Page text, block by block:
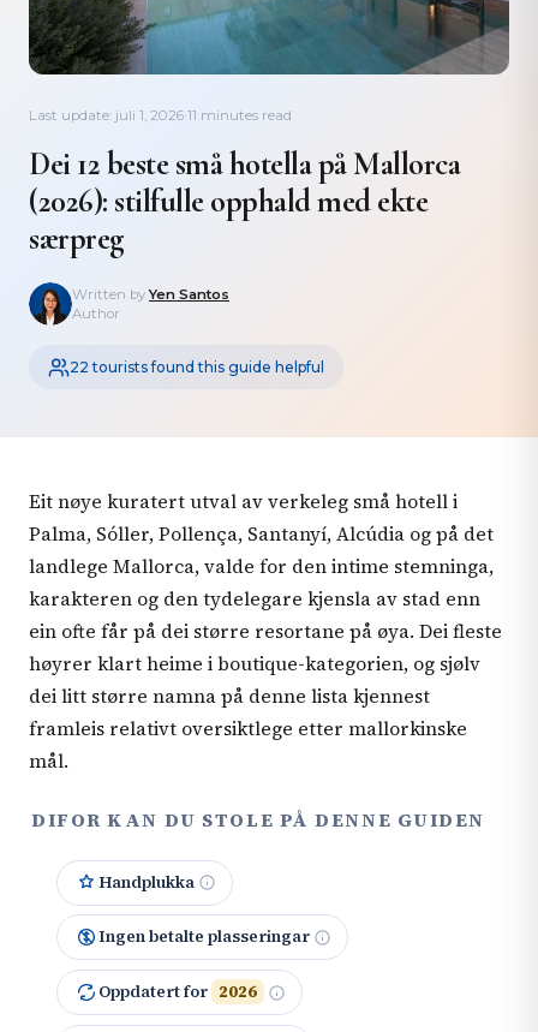
Last update: juli 1, 2026·11 minutes read
Dei 12 beste små hotella på Mallorca
(2026): stilfulle opphald med ekte
særpreg
Written byYen Santos
Author
22 tourists found this guide helpful
Eit nøye kuratert utval av verkeleg små hotell i
Palma, Sóller, Pollença, Santanyí, Alcúdia og på det
landlege Mallorca, valde for den intime stemninga,
karakteren og den tydelegare kjensla av stad enn
ein ofte får på dei større resortane på øya. Dei fleste
høyrer klart heime i boutique-kategorien, og sjølv
dei litt større namna på denne lista kjennest
framleis relativt oversiktlege etter mallorkinske
mål.
DIFOR KAN DU STOLE PÅ DENNE GUIDEN
Handplukka
Ingen betalte plasseringar
Oppdatert for 2026